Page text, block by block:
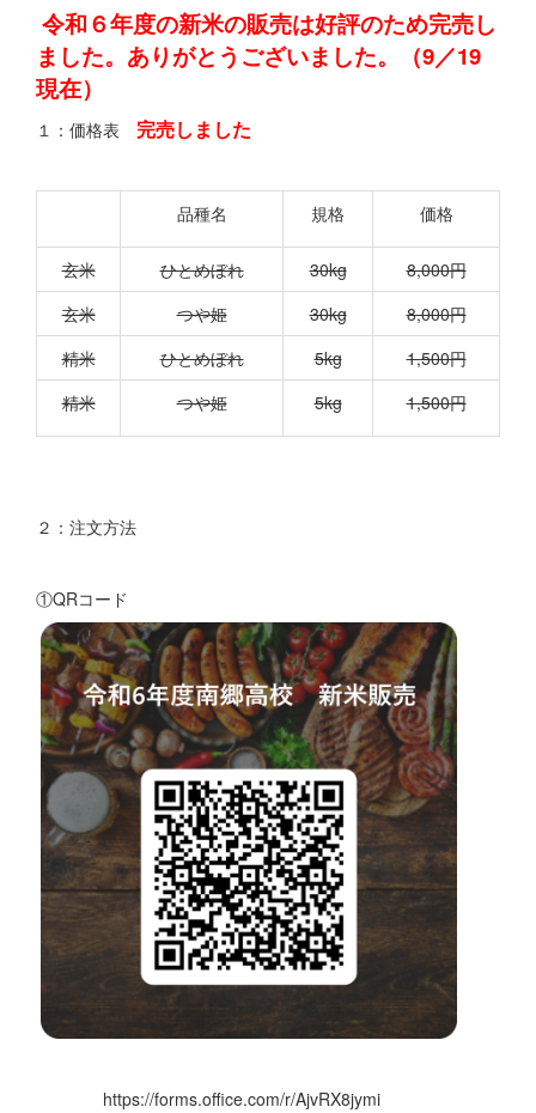
令和６年度の新米の販売は好評のため完売し
ました。ありがとうございました。（9／19
現在）
１：価格表 完売しました
品種名 規格 価格
玄米 ひとめぼれ 30kg
8,000円
玄米
つや姫 30kg
8,000円
精米
ひとめぼれ 5kg
1,500円
精米
つや姫 5kg 1,500円
２：注文方法
①QRコード
https://forms.office.com/r/AjvRX8jymi